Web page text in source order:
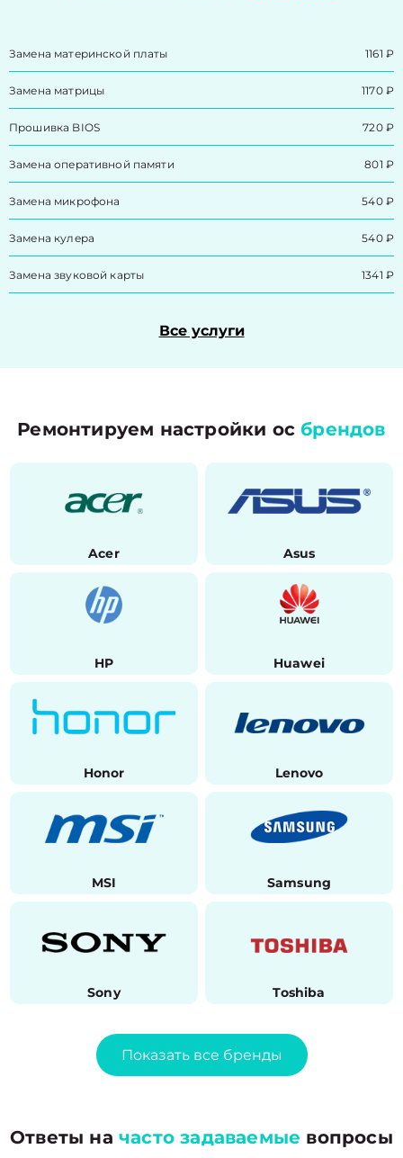
Замена материнской платы 1161 ₽
Замена матрицы 1170 ₽
Прошивка BIOS 720 ₽
Замена оперативной памяти 801 ₽
Замена микрофона 540 ₽
Замена кулера 540 ₽
Замена звуковой карты 1341 ₽
Все услуги
Ремонтируем настройки ос брендов
Acer Asus
HP Huawei
Honor Lenovo
MSI Samsung
Sony Toshiba
Показать все бренды
Ответы начасто задаваемые вопросы